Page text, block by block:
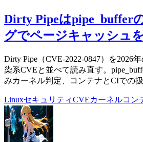
Dirty Pipeはpipe_buffer
グでページキャッシュ
Dirty Pipe（CVE-2022-0847）を2026
染系CVEと並べて読み直す。
みカーネル判定、コンテナとCIでの扱
LinuxセキュリティCVEカーネルコン